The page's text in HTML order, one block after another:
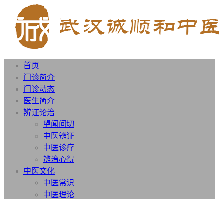
首页
门诊简介
门诊动态
医生简介
辨证论治
望闻问切
中医辨证
中医诊疗
辨治心得
中医文化
中医常识
中医理论